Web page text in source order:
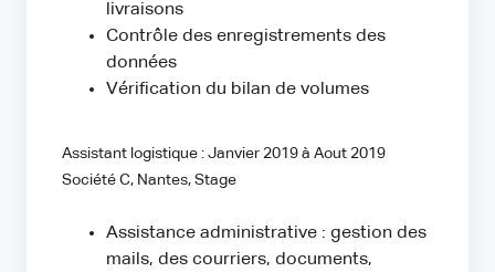
livraisons
Contrôle des enregistrements des
données
Vérification du bilan de volumes
Assistant logistique : Janvier 2019 à Aout 2019
Société C, Nantes, Stage
Assistance administrative : gestion des
mails, des courriers, documents,